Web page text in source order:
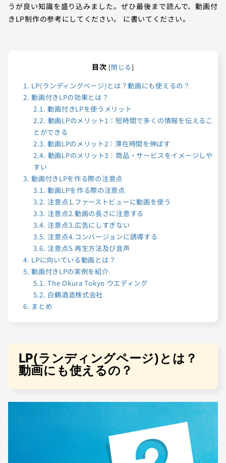
うが良い知識を盛り込みました。ぜひ最後まで読んで、動画付
きLP制作の参考にしてください。 に書いてください。
目次 [閉じる]
1. LP(ランディングページ)とは？動画にも使えるの？
2. 動画付きLPの効果とは？
2.1. 動画付きLPを使うメリット
2.2. 動画LPのメリット1：短時間で多くの情報を伝えるこ
とができる
2.3. 動画LPのメリット2：滞在時間を伸ばす
2.4. 動画LPのメリット3：商品・サービスをイメージしや
すい
3. 動画付きLPを作る際の注意点
3.1. 動画LPを作る際の注意点
3.2. 注意点1.ファーストビューに動画を使う
3.3. 注意点2.動画の長さに注意する
3.4. 注意点3.広告にしすぎない
3.5. 注意点4.コンバージョンに誘導する
3.6. 注意点5.再生方法及び音声
4. LPに向いている動画とは？
5. 動画付きLPの実例を紹介
5.1. The Okura Tokyo ウエディング
5.2. 白鶴酒造株式会社
6. まとめ
LP(ランディングページ)とは？
動画にも使えるの？